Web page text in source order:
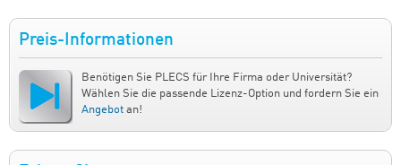
Preis-Informationen
Benötigen Sie PLECS für Ihre Firma oder Universität?
Wählen Sie die passende Lizenz-Option und fordern Sie ein
Angebot an!